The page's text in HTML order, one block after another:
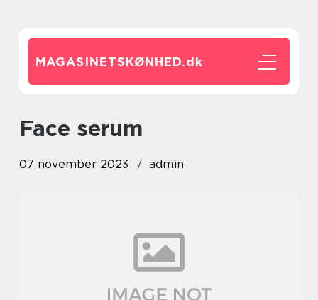
MAGASINETSKØNHED.dk
face serum
07 november 2023 admin